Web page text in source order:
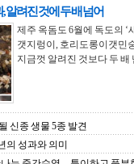
알려진 것에 두 배 넘어
제주 옥돔도 6월에 독도의
갯지렁이, 호리도롱이갯민
지금껏 알려진 것보다 두 배
신종 생물 5종 발견
의 성과와 의미